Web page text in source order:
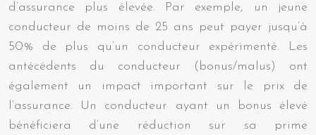
d’assurance plus élevée. Par exemple, un jeune
conducteur de moins de 25 ans peut payer jusqu’à
50% de plus qu’un conducteur expérimenté. Les
antécédents du conducteur (bonus/malus) ont
également un impact important sur le prix de
l’assurance. Un conducteur ayant un bonus élevé
bénéficiera d’une réduction sur sa prime